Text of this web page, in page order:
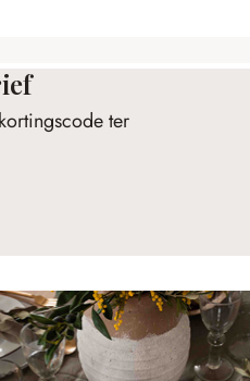
ter